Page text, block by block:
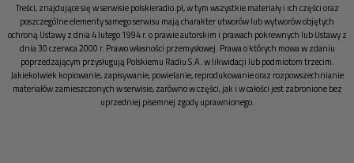
Treści, znajdujące się w serwisie polskieradio.pl, w tym wszystkie materiały i ich części oraz
poszczególne elementy samego serwisu mają charakter utworów lub wytworów objętych
ochroną Ustawy z dnia 4 lutego 1994 r. o prawie autorskim i prawach pokrewnych lub Ustawy z
dnia 30 czerwca 2000 r. Prawo własności przemysłowej. Prawa o których mowa w zdaniu
poprzedzającym przysługują Polskiemu Radiu S.A. w likwidacji lub podmiotom trzecim.
Jakiekolwiek kopiowanie, zapisywanie, powielanie, reprodukowanie oraz rozpowszechnianie
materiałów zamieszczonych w serwisie, zarówno w części, jak i w całości jest zabronione bez
uprzedniej pisemnej zgody uprawnionego.